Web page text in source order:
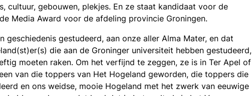
cultuur, gebouwen, plekjes. En ze staat kandidaat voor de
Media Award voor de afdeling provincie Groningen.
geschiedenis gestudeerd, aan onze aller Alma Mater, en dat
die aan de Groninger universiteit hebben gestudeerd,
moeten raken. Om het verfijnd te zeggen, ze is in Ter Apel of
van die toppers van Het Hogeland geworden, die toppers die
en ons weidse, mooie Hogeland met het zwerk van eeuwige